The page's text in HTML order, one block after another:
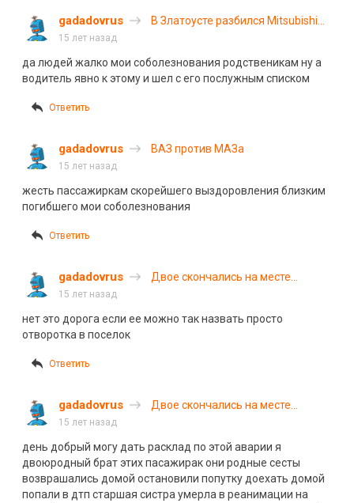
gadadovrus
В Златоусте разбился Mitsubishi
15 лет назад
да людей жалко мои соболезнования родственикам ну а
водитель явно к этому и шел с его послужным списком
Ответить
gadadovrus ВАЗ против МАЗа
15 лет назад
жесть пассажиркам скорейшего выздоровления близким
погибшего мои соболезнования
Ответить
gadadovrus Двое скончались на месте…
15 лет назад
нет это дорога если ее можно так назвать просто
отворотка в поселок
Ответить
gadadovrus Двое скончались на месте…
15 лет назад
день добрый могу дать расклад по этой аварии я
двоюродный брат этих пасажирак они родные сесты
возврашались домой остановили попутку доехать домой
попали в дтп старшая систра умерла в реанимации на